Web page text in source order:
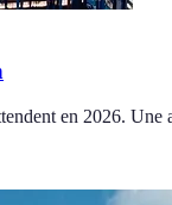
en 2026.